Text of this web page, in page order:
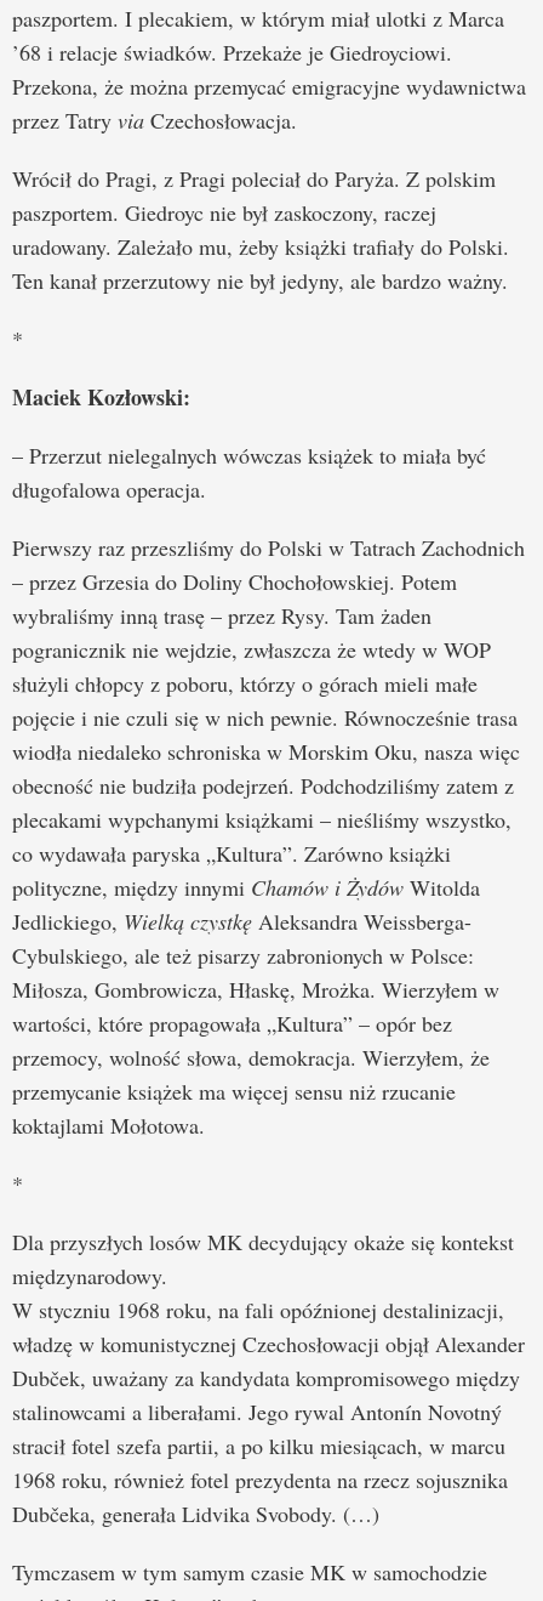
paszportem. I plecakiem, w którym miał ulotki z Marca
’68 i relacje świadków. Przekaże je Giedroyciowi.
Przekona, że można przemycać emigracyjne wydawnictwa
przez Tatry via Czechosłowacja.
Wrócił do Pragi, z Pragi poleciał do Paryża. Z polskim
paszportem. Giedroyc nie był zaskoczony, raczej
uradowany. Zależało mu, żeby książki trafiały do Polski.
Ten kanał przerzutowy nie był jedyny, ale bardzo ważny.
*
Maciek Kozłowski:
– Przerzut nielegalnych wówczas książek to miała być
długofalowa operacja.
Pierwszy raz przeszliśmy do Polski w Tatrach Zachodnich
– przez Grzesia do Doliny Chochołowskiej. Potem
wybraliśmy inną trasę – przez Rysy. Tam żaden
pogranicznik nie wejdzie, zwłaszcza że wtedy w WOP
służyli chłopcy z poboru, którzy o górach mieli małe
pojęcie i nie czuli się w nich pewnie. Równocześnie trasa
wiodła niedaleko schroniska w Morskim Oku, nasza więc
obecność nie budziła podejrzeń. Podchodziliśmy zatem z
plecakami wypchanymi książkami – nieśliśmy wszystko,
co wydawała paryska „Kultura”. Zarówno książki
polityczne, między innymi Chamów i Żydów Witolda
Jedlickiego, Wielką czystkę Aleksandra Weissberga-
Cybulskiego, ale też pisarzy zabronionych w Polsce:
Miłosza, Gombrowicza, Hłaskę, Mrożka. Wierzyłem w
wartości, które propagowała „Kultura” – opór bez
przemocy, wolność słowa, demokracja. Wierzyłem, że
przemycanie książek ma więcej sensu niż rzucanie
koktajlami Mołotowa.
*
Dla przyszłych losów MK decydujący okaże się kontekst
międzynarodowy.
W styczniu 1968 roku, na fali opóźnionej destalinizacji,
władzę w komunistycznej Czechosłowacji objął Alexander
Dubček, uważany za kandydata kompromisowego między
stalinowcami a liberałami. Jego rywal Antonín Novotný
stracił fotel szefa partii, a po kilku miesiącach, w marcu
1968 roku, również fotel prezydenta na rzecz sojusznika
Dubčeka, generała Lidvika Svobody. (…)
Tymczasem w tym samym czasie MK w samochodzie